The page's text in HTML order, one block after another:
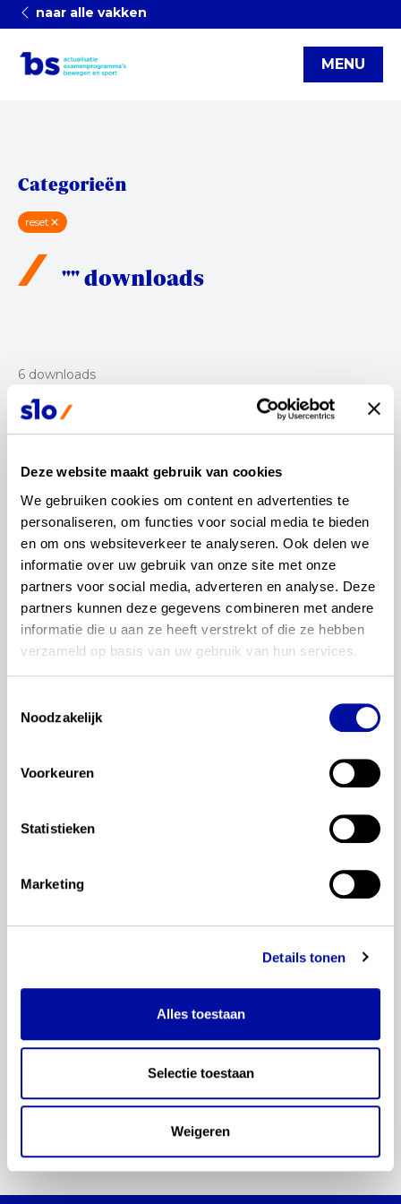
Deze website maakt gebruik van cookies
We gebruiken cookies om content en advertenties te
personaliseren, om functies voor social media te bieden
en om ons websiteverkeer te analyseren. Ook delen we
informatie over uw gebruik van onze site met onze
partners voor social media, adverteren en analyse. Deze
partners kunnen deze gegevens combineren met andere
informatie die u aan ze heeft verstrekt of die ze hebben
verzameld op basis van uw gebruik van hun services.
Noodzakelijk
Voorkeuren
Statistieken
Marketing
Details tonen
Alles toestaan
Selectie toestaan
Weigeren
naar alle vakken
MENU
"" downloads
6 downloads
13-11-2024
Download
17-02-2025
Artikel LO-magazine: Nieuwe
conceptexamenprogramma’s brengen bewegen bij de
tijd Context
Download
17-06-2025
Ontwikkelen van conceptexamenprogramma's
Artikel: actualisatie examenprogramma bewegen en
13-11-2024
Startnotitie bewegen en sport
Download
Categorieën
reset